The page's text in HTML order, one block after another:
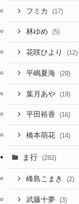
フミカ (17)
林ゆめ (5)
花咲ひより (12)
平嶋夏海 (29)
葉月あや (19)
平田裕香 (16)
橋本萌花 (14)
ま行 (282)
峰島こまき (2)
武藤十夢 (3)